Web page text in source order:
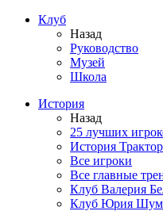
Клуб
Назад
Руководство
Музей
Школа
История
Назад
25 лучших
История
Все игроки
Все главные
Клуб Валерия
Клуб Юрия